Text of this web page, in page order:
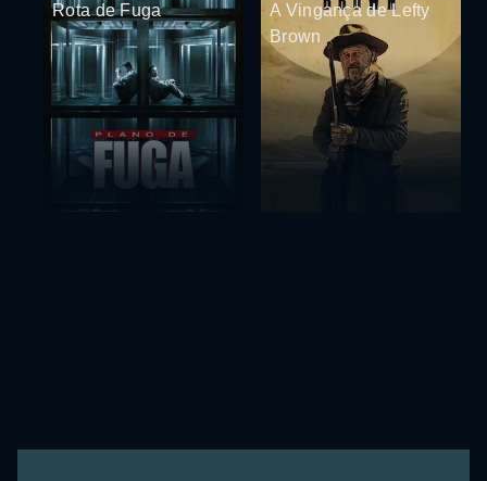
Rota de Fuga
A Vingança de Lefty
Brown